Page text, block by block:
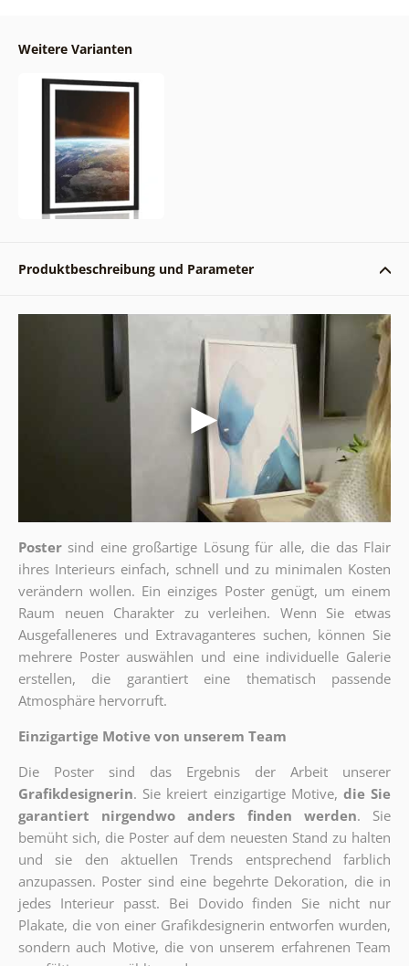
Weitere Varianten
Produktbeschreibung und Parameter
Poster sind eine großartige Lösung für alle, die das Flair
ihres Interieurs einfach, schnell und zu minimalen Kosten
verändern wollen. Ein einziges Poster genügt, um einem
Raum neuen Charakter zu verleihen. Wenn Sie etwas
Ausgefalleneres und Extravaganteres suchen, können Sie
mehrere Poster auswählen und eine individuelle Galerie
erstellen, die garantiert eine thematisch passende
Atmosphäre hervorruft.
Einzigartige Motive von unserem Team
Die Poster sind das Ergebnis der Arbeit unserer
Grafikdesignerin. Sie kreiert einzigartige Motive, die Sie
garantiert nirgendwo anders finden werden. Sie
bemüht sich, die Poster auf dem neuesten Stand zu halten
und sie den aktuellen Trends entsprechend farblich
anzupassen. Poster sind eine begehrte Dekoration, die in
jedes Interieur passt. Bei Dovido finden Sie nicht nur
Plakate, die von einer Grafikdesignerin entworfen wurden,
sondern auch Motive, die von unserem erfahrenen Team